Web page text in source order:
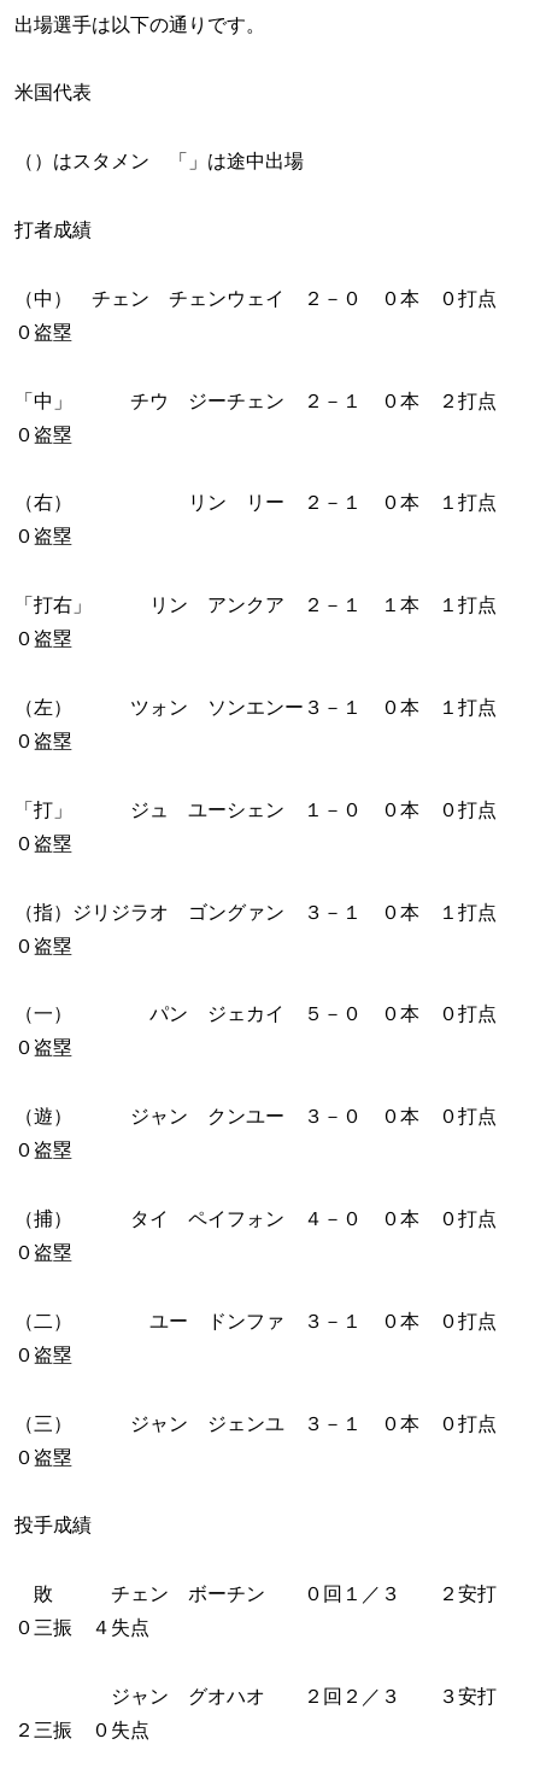
出場選手は以下の通りです。
米国代表
（）はスタメン 「」は途中出場
打者成績
（中） チェン チェンウェイ ２－０ ０本 ０打点
０盗塁
「中」 チウ ジーチェン ２－１ ０本 ２打点
０盗塁
（右） リン リー ２－１ ０本 １打点
０盗塁
「打右」 リン アンクア ２－１ １本 １打点
０盗塁
（左） ツォン ソンエンー３－１ ０本 １打点
０盗塁
「打」 ジュ ユーシェン １－０ ０本 ０打点
０盗塁
（指）ジリジラオ ゴングァン ３－１ ０本 １打点
０盗塁
（一） パン ジェカイ ５－０ ０本 ０打点
０盗塁
（遊） ジャン クンユー ３－０ ０本 ０打点
０盗塁
（捕） タイ ペイフォン ４－０ ０本 ０打点
０盗塁
（二） ユー ドンファ ３－１ ０本 ０打点
０盗塁
（三） ジャン ジェンユ ３－１ ０本 ０打点
０盗塁
投手成績
敗 チェン ボーチン ０回１／３ ２安打
０三振 ４失点
ジャン グオハオ ２回２／３ ３安打
２三振 ０失点